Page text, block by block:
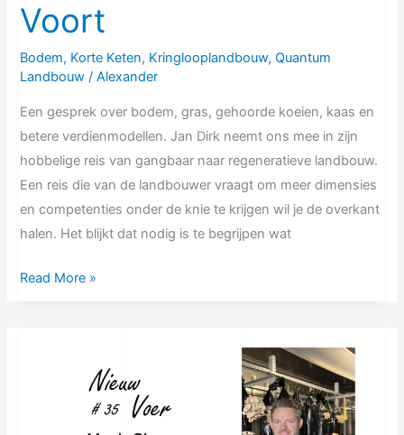
Voort
Bodem, Korte Keten, Kringlooplandbouw,Quantum
Landbouw /Alexander
Een gesprek over bodem, gras, gehoorde koeien, kaas en
betere verdienmodellen. Jan Dirk neemt ons mee in zijn
hobbelige reis van gangbaar naar regeneratieve landbouw.
Een reis die van de landbouwer vraagt om meer dimensies
en competenties onder de knie te krijgen wil je de overkant
halen. Het blijkt dat nodig is te begrijpen wat
Read More »